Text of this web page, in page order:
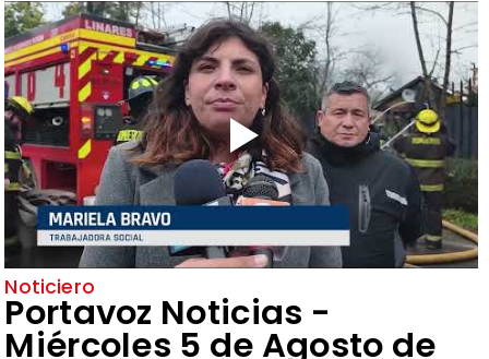
Noticiero
Portavoz Noticias -
Miércoles 5 de Agosto de